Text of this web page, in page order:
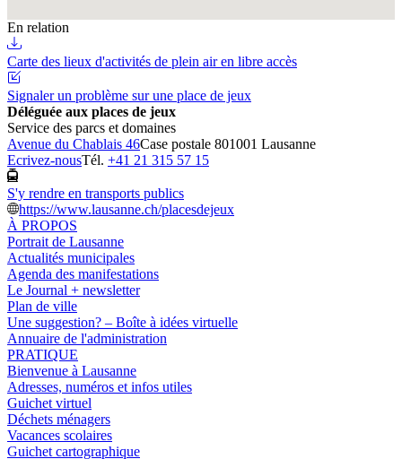
En relation
Carte des lieux d'activités de plein air en libre accès
Signaler un problème sur une place de jeux
Déléguée aux places de jeux
Service des parcs et domaines
Avenue du Chablais 46Case postale 801001 Lausanne
Ecrivez-nousTél. +41 21 315 57 15
S'y rendre en transports publics
https://www.lausanne.ch/placesdejeux
À PROPOS
Portrait de Lausanne
Actualités municipales
Agenda des manifestations
Le Journal + newsletter
Plan de ville
Une suggestion? – Boîte à idées virtuelle
Annuaire de l'administration
PRATIQUE
Bienvenue à Lausanne
Adresses, numéros et infos utiles
Guichet virtuel
Déchets ménagers
Vacances scolaires
Guichet cartographique